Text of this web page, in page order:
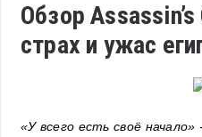
Обзор
страх и ужас
«У всего есть своё